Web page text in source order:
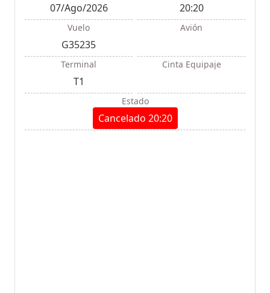
07/Ago/2026 20:20
Vuelo
G35235
Avión
Terminal
T1
Cinta Equipaje
Estado
Cancelado 20:20